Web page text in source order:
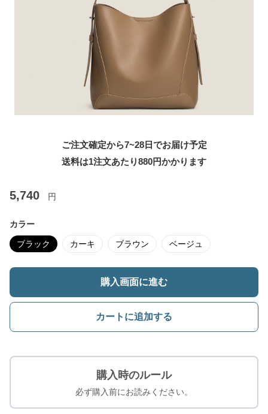
ご注文確定から7~28日でお届け予定
送料は1注文あたり880円かかります
5,740 円
カラー
ブラック カーキ ブラウン ベージュ
購入画面に進む
カートに追加する
購入時のルール
必ず購入前にお読みください。